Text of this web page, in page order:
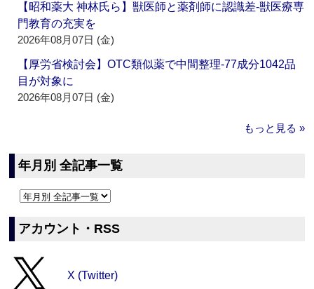
【昭和薬大 神林氏ら】獣医師と薬剤師に認識差‐獣医療専
門教育の充実を
2026年08月07日 (金)
【厚労省検討会】OTC類似薬で中間整理‐77成分1042品
目が対象に
2026年08月07日 (金)
もっと見る »
年月別 全記事一覧
アカウント・RSS
X (Twitter)